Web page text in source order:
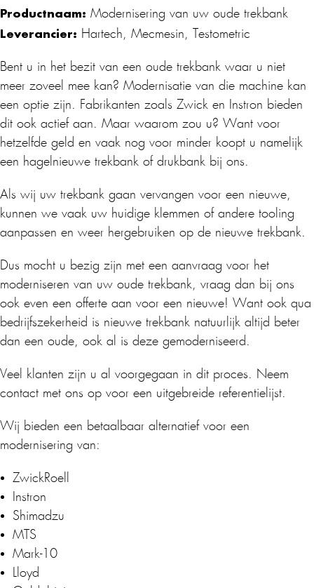
Productnaam: Modernisering van uw oude trekbank
Leverancier: Hartech, Mecmesin, Testometric
Bent u in het bezit van een oude trekbank waar u niet
meer zoveel mee kan? Modernisatie van die machine kan
een optie zijn. Fabrikanten zoals Zwick en Instron bieden
dit ook actief aan. Maar waarom zou u? Want voor
hetzelfde geld en vaak nog voor minder koopt u namelijk
een hagelnieuwe trekbank of drukbank bij ons.
Als wij uw trekbank gaan vervangen voor een nieuwe,
kunnen we vaak uw huidige klemmen of andere tooling
aanpassen en weer hergebruiken op de nieuwe trekbank.
Dus mocht u bezig zijn met een aanvraag voor het
moderniseren van uw oude trekbank, vraag dan bij ons
ook even een offerte aan voor een nieuwe! Want ook qua
bedrijfszekerheid is nieuwe trekbank natuurlijk altijd beter
dan een oude, ook al is deze gemoderniseerd.
Veel klanten zijn u al voorgegaan in dit proces. Neem
contact met ons op voor een uitgebreide referentielijst.
Wij bieden een betaalbaar alternatief voor een
modernisering van:
ZwickRoell
Instron
Shimadzu
MTS
Mark-10
Lloyd